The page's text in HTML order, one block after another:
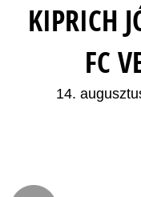
KIPRICH
FC
14.